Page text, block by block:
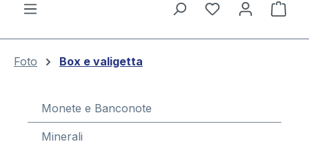
Il
Foto Box e valigetta
Monete e Banconote
Minerali